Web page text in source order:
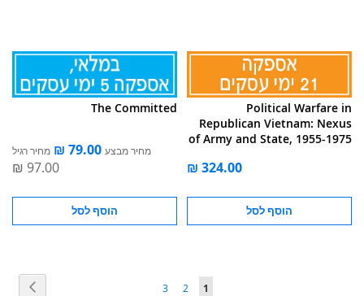
Political Warfare in
Republican Vietnam: Nexus
of Army and State, 1955-1975
הוסף לסל
The Committed
מחיר מבצע מחיר רגיל
הוסף לסל
עמוד
You're1 עמוד
2 עמוד
3